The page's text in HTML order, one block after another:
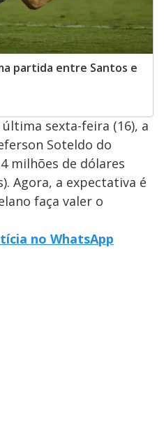
partida entre Santos e
sexta-feira (16), a
Soteldo do
milhões de dólares
Agora, a expectativa é
faça valer o
no WhatsApp